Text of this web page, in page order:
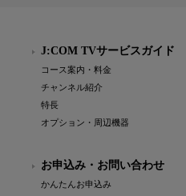
J:COM TVサービスガイド
コース案内・料金
チャンネル紹介
特長
オプション・周辺機器
お申込み・お問い合わせ
かんたんお申込み